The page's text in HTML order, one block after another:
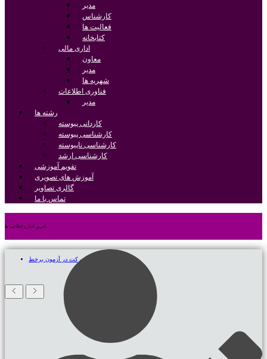
مدیر
کارشناس
فعالیت ها
کتابخانه
اداری مالی
معاون
مدیر
شهریه ها
فناوری اطلاعات
مدیر
رشته ها
کاردانی پیوسته
کارشناسی پیوسته
کارشناسی ناپیوسته
کارشناسی ارشد
تقویم آموزشی
آموزش های تصویری
گالری تصاویر
تماس با ما
آخرین اخبار و اطلاعیه ها
چند نکته مهم برای شرکت در آزمون برخط